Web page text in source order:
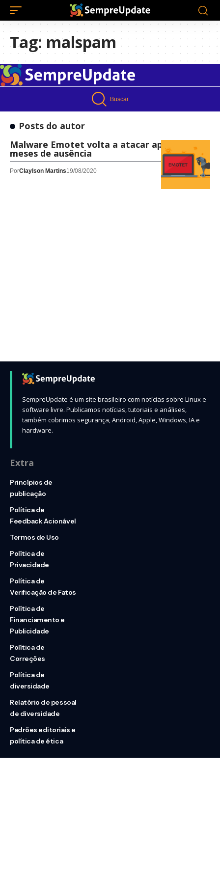
Tag: malspam
Buscar
Posts do autor
Malware Emotet volta a atacar após cinco
meses de ausência
PorClaylson Martins19/08/2020
SempreUpdate é um site brasileiro com notícias sobre Linux e
software livre. Publicamos notícias, tutoriais e análises,
também cobrimos segurança, Android, Apple, Windows, IA e
hardware.
Extra
Princípios de
publicação
Política de
Feedback Acionável
Termos de Uso
Política de
Privacidade
Política de
Verificação de Fatos
Política de
Financiamento e
Publicidade
Política de
Correções
Política de
diversidade
Relatório de pessoal
de diversidade
Padrões editoriais e
política de ética